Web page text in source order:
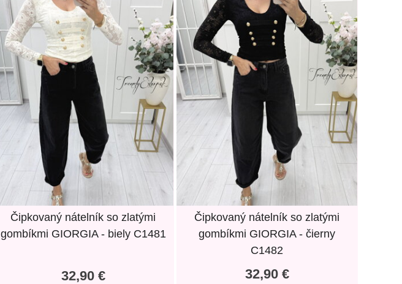
Čipkovaný nátelník so zlatými
gombíkmi GIORGIA - biely C1481
32,90 €
Čipkovaný nátelník so zlatými
gombíkmi GIORGIA - čierny
C1482
32,90 €